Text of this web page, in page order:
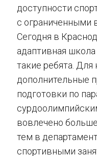
доступности
с ограниченными
Сегодня в
адаптивная
такие ребята. Для
дополнительные
подготовки по
вовлечено
тем в
спортивными